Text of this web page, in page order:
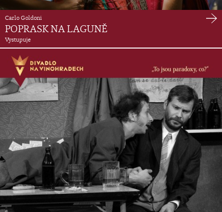
Carlo Goldoni
POPRASK NA LAGUNĚ
Vystupuje